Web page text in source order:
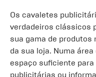
Os cavaletes
verdadeiros clássicos
sua gama de produtos
da sua loja. Numa
espaço suficiente
publicitárias ou